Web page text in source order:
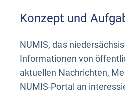
Konzept und
NUMIS, das
Informationen von
aktuellen Nachrichten,
NUMIS-Portal an